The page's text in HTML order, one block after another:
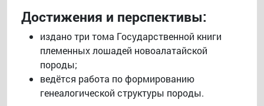
Достижения и перспективы:
издано три тома Государственной книги
племенных лошадей новоалатайской
породы;
ведётся работа по формированию
генеалогической структуры породы.